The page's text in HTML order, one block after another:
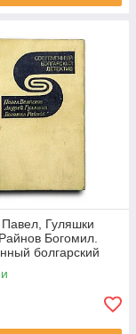
Гуляшки
Богомил.
болгарский
Добровольное